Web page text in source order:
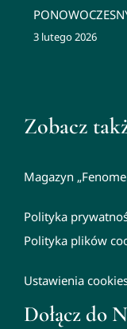
3 lutego 2026
Zobacz
Magazyn
Polityka
Polityka plików
Ustawienia
Dołącz do